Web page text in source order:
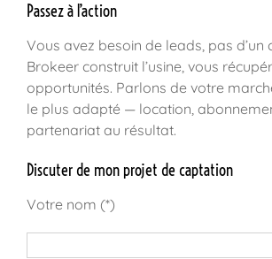
Passez à l’action
Vous avez besoin de leads, pas d’un
Brokeer construit l’usine, vous
opportunités. Parlons de votre
le plus adapté — location,
partenariat au résultat.
Discuter de mon projet de captation
Votre nom (*)